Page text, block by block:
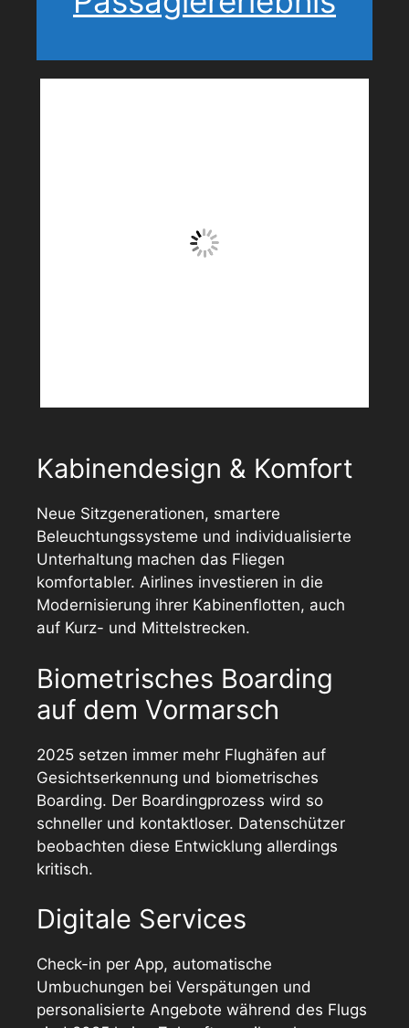
Kabinendesign & Komfort
Neue Sitzgenerationen, smartere
Beleuchtungssysteme und individualisierte
Unterhaltung machen das Fliegen
komfortabler. Airlines investieren in die
Modernisierung ihrer Kabinenflotten, auch
auf Kurz- und Mittelstrecken.
Biometrisches Boarding
auf dem Vormarsch
2025 setzen immer mehr Flughäfen auf
Gesichtserkennung und biometrisches
Boarding. Der Boardingprozess wird so
schneller und kontaktloser. Datenschützer
beobachten diese Entwicklung allerdings
kritisch.
Digitale Services
Check-in per App, automatische
Umbuchungen bei Verspätungen und
personalisierte Angebote während des Flugs